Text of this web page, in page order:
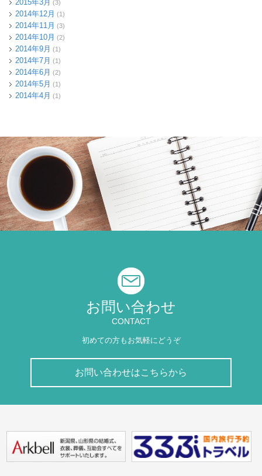
2015年3月 (3)
2014年12月 (1)
2014年11月 (3)
2014年10月 (2)
2014年9月 (1)
2014年7月 (1)
2014年6月 (2)
2014年5月 (1)
2014年4月 (1)
お問い合わせ
CONTACT
初めての方もお気軽にどうぞ
お問い合わせはこちらから